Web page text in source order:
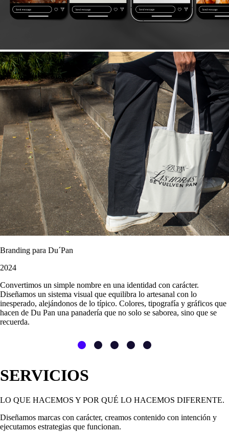
Branding para Du´Pan
2024
Convertimos un simple nombre en una identidad con carácter.
Diseñamos un sistema visual que equilibra lo artesanal con lo
inesperado, alejándonos de lo típico. Colores, tipografía y gráficos que
hacen de Du Pan una panadería que no solo se saborea, sino que se
recuerda.
SERVICIOS
LO QUE HACEMOS Y POR QUÉ LO HACEMOS DIFERENTE.
Diseñamos marcas con carácter, creamos contenido con intención y
ejecutamos estrategias que funcionan.